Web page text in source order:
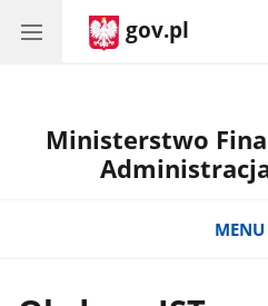
gov.pl
Ministerstwo
MENU